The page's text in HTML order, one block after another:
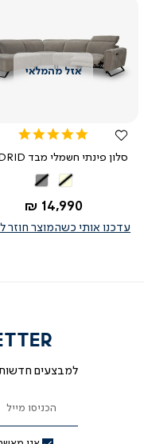
צפייה
5.0
סלון פינתי חשמלי מבד MADRID
בז' אפור
החל מ-
14,990 ₪
עדכנו אותי כשהמוצר חוזר
למבצעים חדשות
הכניסו מייל